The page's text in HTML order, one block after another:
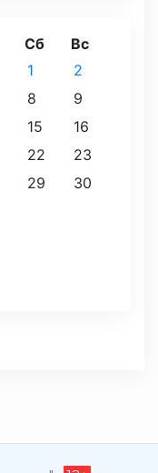
Сб Вс
1
2
8
9
15
16
22
23
29
30